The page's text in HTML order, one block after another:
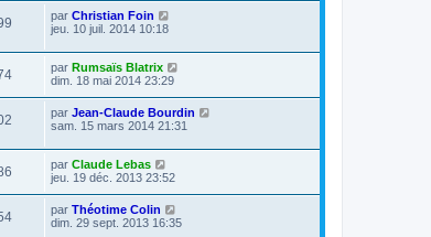
par Christian Foin
jeu. 10 juil. 2014 10:18
par Rumsaïs Blatrix
dim. 18 mai 2014 23:29
par Jean-Claude Bourdin
sam. 15 mars 2014 21:31
par Claude Lebas
jeu. 19 déc. 2013 23:52
par Théotime Colin
dim. 29 sept. 2013 16:35